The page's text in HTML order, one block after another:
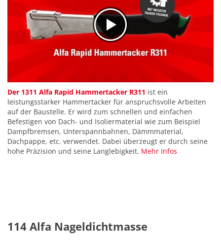
Der 1311 Alfa Rapid Hammertacker R311 ist ein
leistungsstarker Hammertacker für anspruchsvolle Arbeiten
auf der Baustelle. Er wird zum schnellen und einfachen
Befestigen von Dach- und Isoliermaterial wie zum Beispiel
Dampfbremsen, Unterspannbahnen, Dämmmaterial,
Dachpappe, etc. verwendet. Dabei überzeugt er durch seine
hohe Präzision und seine Langlebigkeit. Mehr Infos
114 Alfa Nageldichtmasse